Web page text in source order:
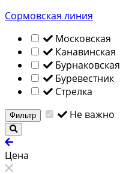
Сормовская линия
Московская
Канавинская
Бурнаковская
Буревестник
Стрелка
Фильтр Не важно
Цена